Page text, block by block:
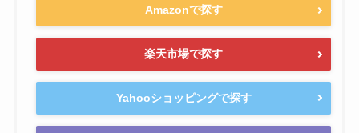
Amazonで探す
楽天市場で探す
Yahooショッピングで探す